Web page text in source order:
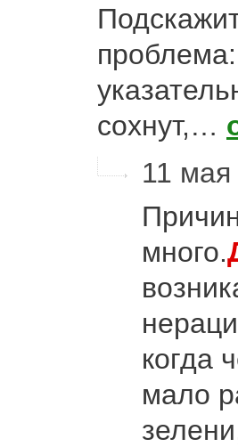
сохнут,…
11
много.
когда
мало